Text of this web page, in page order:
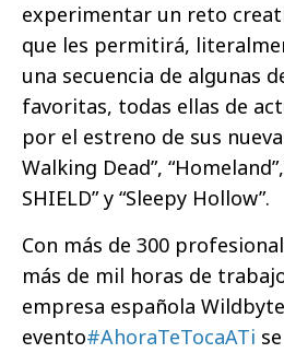
experimentar un reto
que les permitirá,
una secuencia de algunas
favoritas, todas ellas de
por el estreno de sus
Walking Dead”,
SHIELD” y “Sleepy Hollow”.
Con más de 300
más de mil horas de
empresa española
evento#AhoraTeTocaATi